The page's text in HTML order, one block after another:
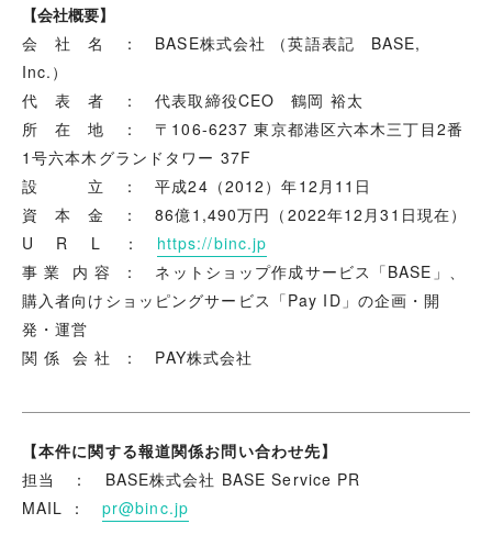
【会社概要】
会 社 名 ： BASE株式会社 （英語表記 BASE,
Inc.）
代 表 者 ： 代表取締役CEO 鶴岡 裕太
所 在 地 ： 〒106-6237 東京都港区六本木三丁目2番
1号六本木グランドタワー 37F
設 立 ： 平成24（2012）年12月11日
資 本 金 ： 86億1,490万円（2022年12月31日現在）
U R L ： https://binc.jp
事 業 内 容 ： ネットショップ作成サービス「BASE」、
購入者向けショッピングサービス「Pay ID」の企画・開
発・運営
関 係 会 社 ： PAY株式会社
【本件に関する報道関係お問い合わせ先】
担当
： BASE株式会社 BASE Service PR
MAIL
： pr@binc.jp